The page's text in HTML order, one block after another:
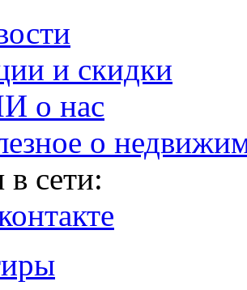
и скидки
о нас
о
сети: